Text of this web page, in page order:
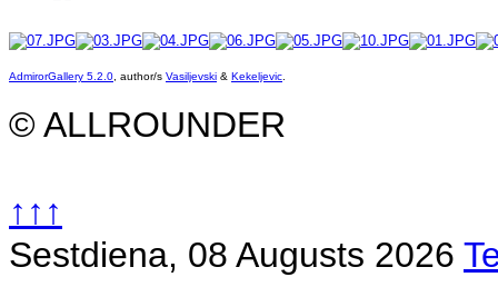
AdmirorGallery 5.2.0 , author/s Vasiljevski & Kekeljevic
© ALLROUNDER
↑↑↑
Sestdiena, 08 Augusts 2026